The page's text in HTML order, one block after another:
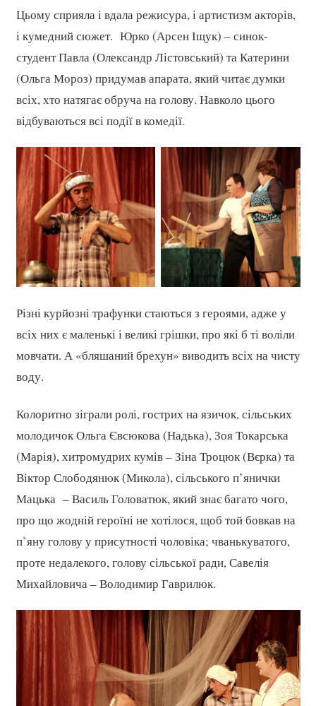
Цьому сприяла і вдала режисура, і артистизм акторів,
і кумедний сюжет. Юрко (Арсен Іщук) – синок-
студент Павла (Олександр Лістовський) та Катерини
(Ольга Мороз) придумав апарата, який читає думки
всіх, хто натягає обруча на голову. Навколо цього
відбуваються всі події в комедії.
Різні курйозні трафунки стаються з героями, адже у
всіх них є маленькі і великі грішки, про які б ті воліли
мовчати. А «бляшаний брехун» виводить всіх на чисту
воду.
Колоритно зіграли ролі, гострих на язичок, сільських
молодичок Ольга Євсюкова (Надька), Зоя Токарська
(Марія), хитромудрих кумів – Зіна Троцюк (Вєрка) та
Віктор Слободянюк (Микола), сільського п’янички
Мацька – Василь Головатюк, який знає багато чого,
про що жодній героїні не хотілося, щоб той бовкав на
п’яну голову у присутності чоловіка; чванькуватого,
проте недалекого, голову сільської ради, Савелія
Михайловича – Володимир Гаврилюк.